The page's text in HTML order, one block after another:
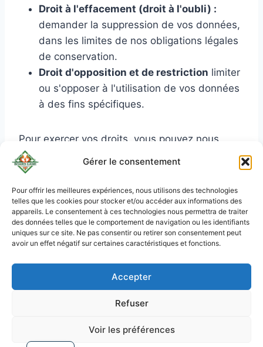
Gérer le consentement
Pour offrir les meilleures expériences, nous utilisons des technologies
telles que les cookies pour stocker et/ou accéder aux informations des
appareils. Le consentement à ces technologies nous permettra de traiter
des données telles que le comportement de navigation ou les identifiants
uniques sur ce site. Ne pas consentir ou retirer son consentement peut
avoir un effet négatif sur certaines caractéristiques et fonctions.
Accepter
Refuser
Voir les préférences
Droit à l'effacement (droit à l'oubli) :
demander la suppression de vos données,
dans les limites de nos obligations légales
de conservation.
Droit d'opposition et de restriction limiter
ou s'opposer à l'utilisation de vos données
à des fins spécifiques.
Pour exercer vos droits, vous pouvez nous
contacter à l'adresse suivante :
support@boardgamecommerce.com
de litige, vous avez le droit de déposer une
plainte auprès de l'autorité de protection des
données compétente (comme la CNIL en
France).
Panier
Politique de confidentialité
Conditions Générales de Vente
RU
JA
KO